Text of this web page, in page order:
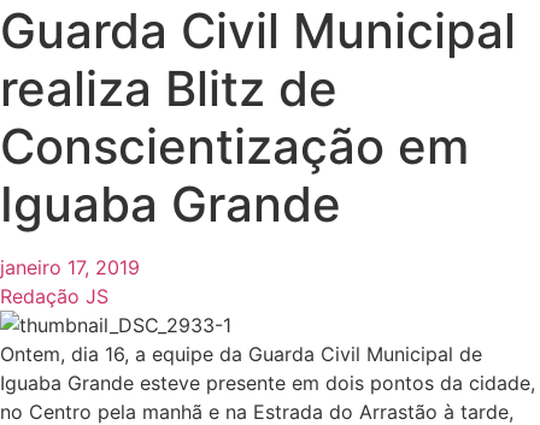
Guarda Civil Municipal
realiza Blitz de
Conscientização em
Iguaba Grande
janeiro 17, 2019
Redação JS
Ontem, dia 16, a equipe da Guarda Civil Municipal de
Iguaba Grande esteve presente em dois pontos da cidade,
no Centro pela manhã e na Estrada do Arrastão à tarde,